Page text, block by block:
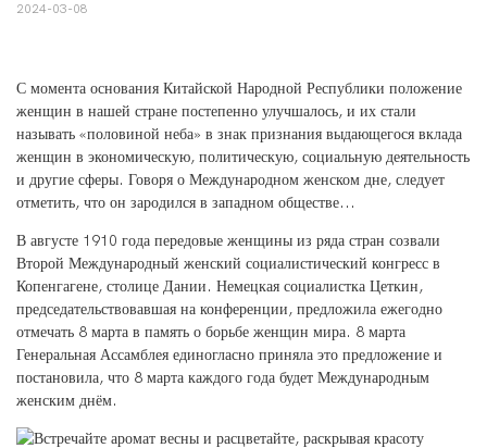
2024-03-08
С момента основания Китайской Народной Республики положение
женщин в нашей стране постепенно улучшалось, и их стали
называть «половиной неба» в знак признания выдающегося вклада
женщин в экономическую, политическую, социальную деятельность
и другие сферы. Говоря о Международном женском дне, следует
отметить, что он зародился в западном обществе...
В августе 1910 года передовые женщины из ряда стран созвали
Второй Международный женский социалистический конгресс в
Копенгагене, столице Дании. Немецкая социалистка Цеткин,
председательствовавшая на конференции, предложила ежегодно
отмечать 8 марта в память о борьбе женщин мира. 8 марта
Генеральная Ассамблея единогласно приняла это предложение и
постановила, что 8 марта каждого года будет Международным
женским днём.